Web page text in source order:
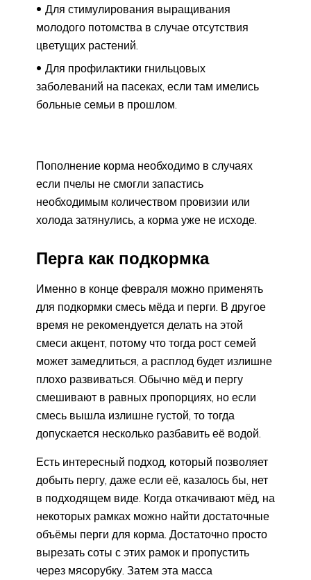
Для стимулирования выращивания
молодого потомства в случае отсутствия
цветущих растений.
Для профилактики гнильцовых
заболеваний на пасеках, если там имелись
больные семьи в прошлом.
Пополнение корма необходимо в случаях
если пчелы не смогли запастись
необходимым количеством провизии или
холода затянулись, а корма уже не исходе.
Перга как подкормка
Именно в конце февраля можно применять
для подкормки смесь мёда и перги. В другое
время не рекомендуется делать на этой
смеси акцент, потому что тогда рост семей
может замедлиться, а расплод будет излишне
плохо развиваться. Обычно мёд и пергу
смешивают в равных пропорциях, но если
смесь вышла излишне густой, то тогда
допускается несколько разбавить её водой.
Есть интересный подход, который позволяет
добыть пергу, даже если её, казалось бы, нет
в подходящем виде. Когда откачивают мёд, на
некоторых рамках можно найти достаточные
объёмы перги для корма. Достаточно просто
вырезать соты с этих рамок и пропустить
через мясорубку. Затем эта масса